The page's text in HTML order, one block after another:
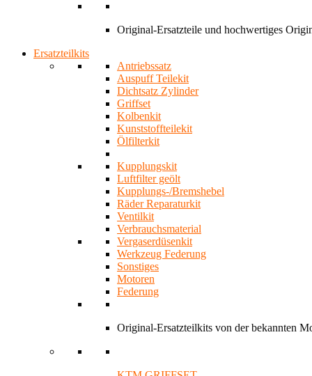
Original-Ersatzteile und hochwertiges
Ersatzteilkits
Antriebssatz
Auspuff Teilekit
Dichtsatz Zylinder
Griffset
Kolbenkit
Kunststoffteilekit
Ölfilterkit
Kupplungskit
Luftfilter geölt
Kupplungs-/Bremshebel
Räder Reparaturkit
Ventilkit
Verbrauchsmaterial
Vergaserdüsenkit
Werkzeug Federung
Sonstiges
Motoren
Federung
Original-Ersatzteilkits von der bekannten